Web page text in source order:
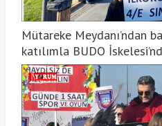
Mütareke Meydanı’ndan
katılımla BUDO